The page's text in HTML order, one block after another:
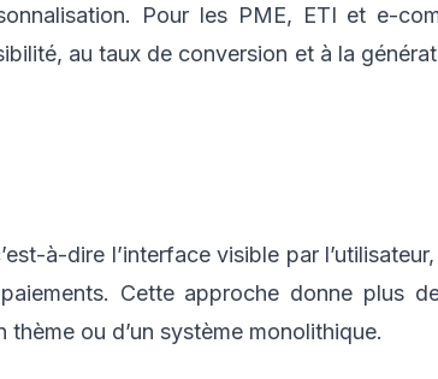
Pour les PME, ETI et e-
au taux de conversion et à la
à-dire l’interface visible par
Cette approche donne plus
ou d’un système monolithique.